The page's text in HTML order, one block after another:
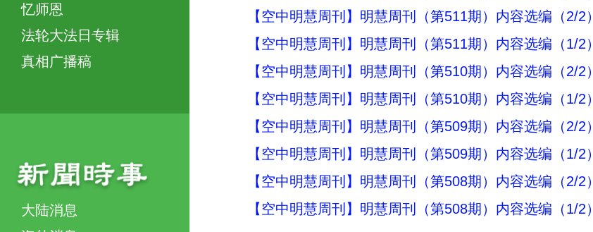
忆师恩
法轮大法日专辑
真相广播稿
大陆消息
【空中明慧周刊】明慧周刊（第511期）内容选编（2/2）
【空中明慧周刊】明慧周刊（第511期）内容选编（1/2）
【空中明慧周刊】明慧周刊（第510期）内容选编（2/2）
【空中明慧周刊】明慧周刊（第510期）内容选编（1/2）
【空中明慧周刊】明慧周刊（第509期）内容选编（2/2）
【空中明慧周刊】明慧周刊（第509期）内容选编（1/2）
【空中明慧周刊】明慧周刊（第508期）内容选编（2/2）
【空中明慧周刊】明慧周刊（第508期）内容选编（1/2）